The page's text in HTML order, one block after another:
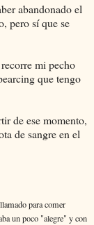
abandonado el
pero sí que se
mi pecho
que tengo
de ese momento,
de sangre en el
para comer
un poco "alegre" y con